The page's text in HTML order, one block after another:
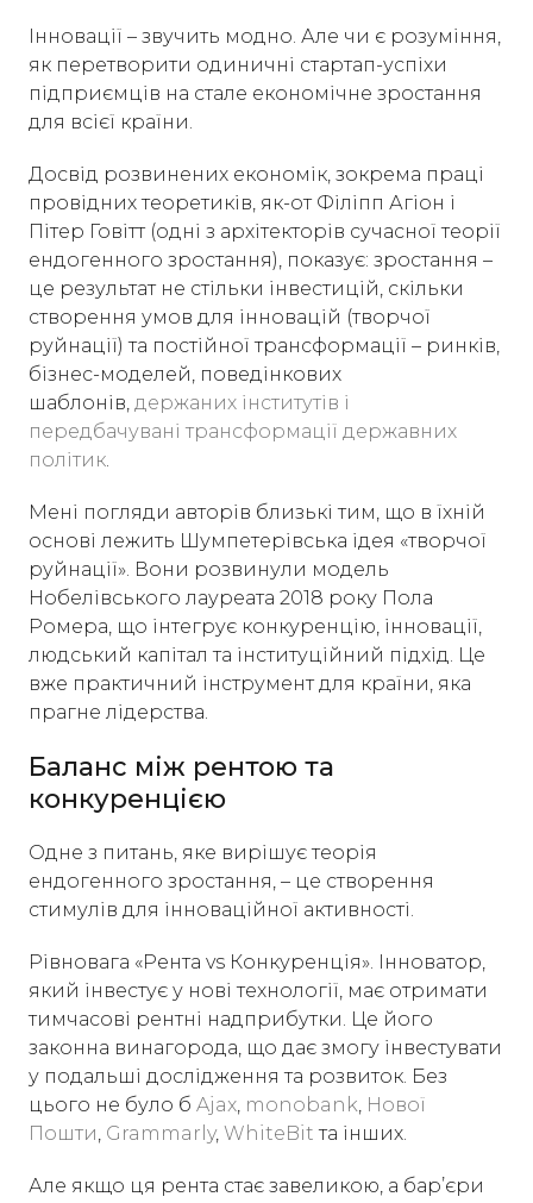
Інновації – звучить модно. Але чи є розуміння,
як перетворити одиничні стартап-успіхи
підприємців на стале економічне зростання
для всієї країни.
Досвід розвинених економік, зокрема праці
провідних теоретиків, як-от Філіпп Агіон і
Пітер Говітт (одні з архітекторів сучасної теорії
ендогенного зростання), показує: зростання –
це результат не стільки інвестицій, скільки
створення умов для інновацій (творчої
руйнації) та постійної трансформації – ринків,
бізнес-моделей, поведінкових
шаблонів, держаних інститутів і
передбачувані трансформації державних
політик.
Мені погляди авторів близькі тим, що в їхній
основі лежить Шумпетерівська ідея «творчої
руйнації». Вони розвинули модель
Нобелівського лауреата 2018 року Пола
Ромера, що інтегрує конкуренцію, інновації,
людський капітал та інституційний підхід. Це
вже практичний інструмент для країни, яка
прагне лідерства.
Баланс між рентою та
конкуренцією
Одне з питань, яке вирішує теорія
ендогенного зростання, – це створення
стимулів для інноваційної активності.
Рівновага «Рента vs Конкуренція». Інноватор,
який інвестує у нові технології, має отримати
тимчасові рентні надприбутки. Це його
законна винагорода, що дає змогу інвестувати
у подальші дослідження та розвиток. Без
цього не було б Ajax, monobank, Нової
Пошти, Grammarly, WhiteBit та інших.
Але якщо ця рента стає завеликою, а барʼєри